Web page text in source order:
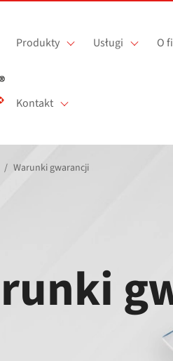
Produkty Usługi O
Kontakt
Warunki gwarancji